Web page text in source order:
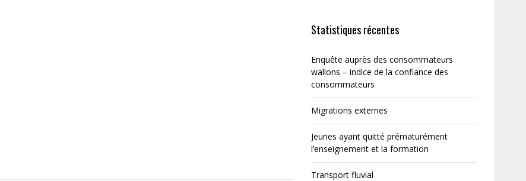
Statistiques récentes
Enquête auprès des consommateurs
wallons – indice de la confiance des
consommateurs
Migrations externes
Jeunes ayant quitté prématurément
l’enseignement et la formation
Transport fluvial